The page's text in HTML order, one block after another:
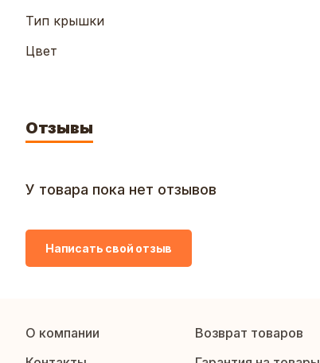
Тип крышки
Цвет
Отзывы
У товара пока нет отзывов
Написать свой отзыв
О компании Возврат товаров